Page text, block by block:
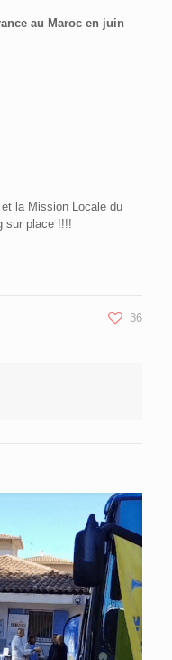
au Maroc en juin
la Mission Locale du
sur place !!!!
36